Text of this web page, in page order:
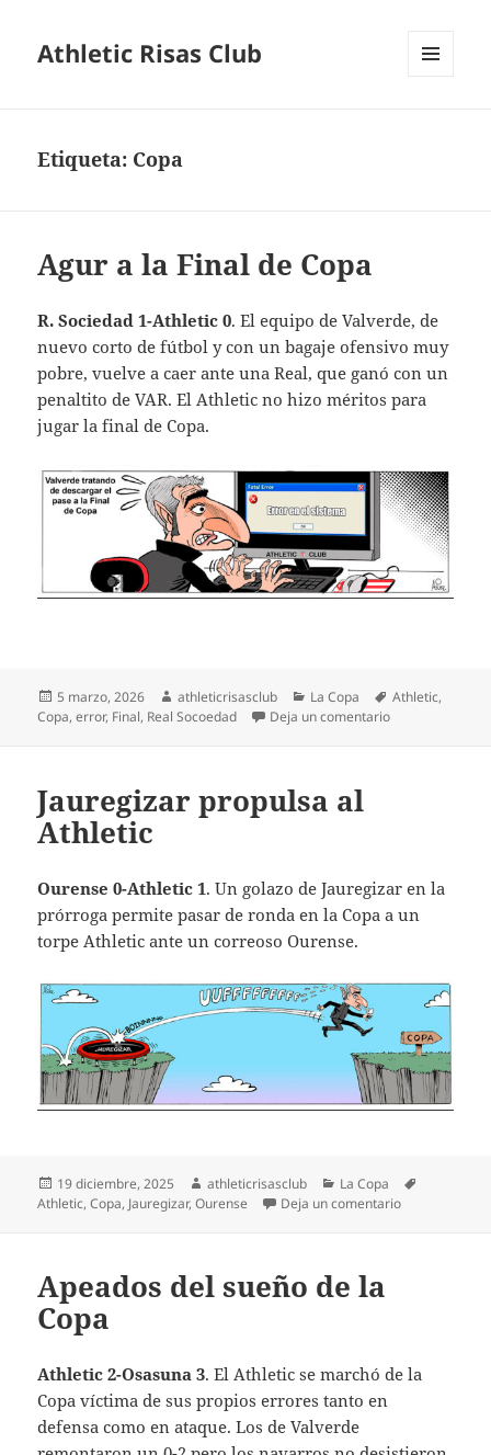
Athletic Risas Club
Etiqueta: Copa
Agur a la Final de Copa
R. Sociedad 1-Athletic 0. El equipo de Valverde, de
nuevo corto de fútbol y con un bagaje ofensivo muy
pobre, vuelve a caer ante una Real, que ganó con un
penaltito de VAR. El Athletic no hizo méritos para
jugar la final de Copa.
Publicado
el
5 marzo, 2026 Autor
athleticrisasclub Categorías
La Copa Etiquetas
Athletic,
Copa,error, Final, Real Socoedad Deja un comentarioen Agur a la
Jauregizar propulsa al
Athletic
Ourense 0-Athletic 1. Un golazo de Jauregizar en la
prórroga permite pasar de ronda en la Copa a un
torpe Athletic ante un correoso Ourense.
Publicado
el
19 diciembre, 2025 Autor
athleticrisasclub Categorías
La Copa
Athletic,Copa, Jauregizar,Ourense Deja un comentarioen Jauregizar
Apeados del sueño de la
Copa
Athletic 2-Osasuna 3. El Athletic se marchó de la
Copa víctima de sus propios errores tanto en
defensa como en ataque. Los de Valverde